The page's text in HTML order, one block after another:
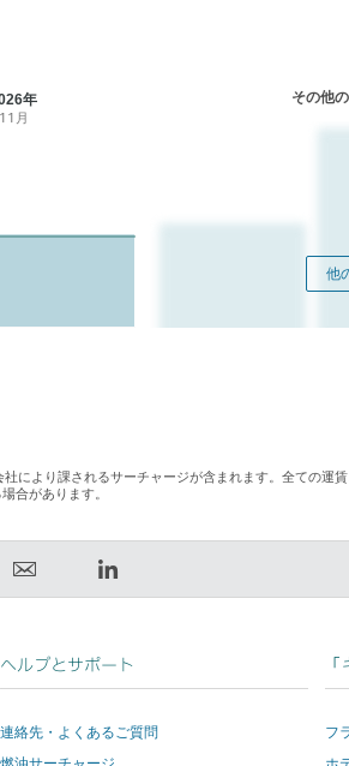
年
11月
その他
他
により課されるサーチャージが含まれます。全ての運
合があります。
メ
ル
リ
ク
LinkedIn
リ
ク
を
す
ヘルプとサポート
連絡先・よくあるご質問
フ